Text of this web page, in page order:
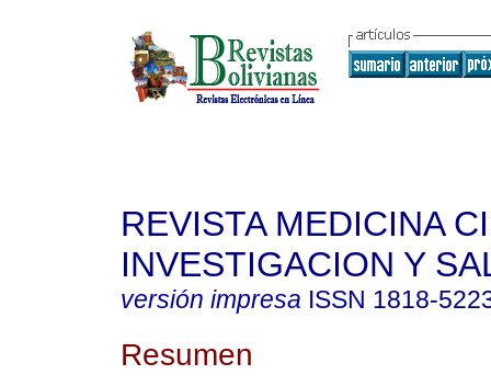
REVISTA MEDICINA
INVESTIGACION Y
versión impresa ISSN 1818-
Resumen